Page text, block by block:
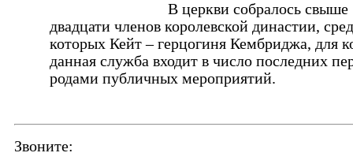
В церкви собралось свыше
двадцати членов королевской династии,
которых Кейт – герцогиня Кембриджа, для
данная служба входит в число последних
родами публичных мероприятий.
Звоните: